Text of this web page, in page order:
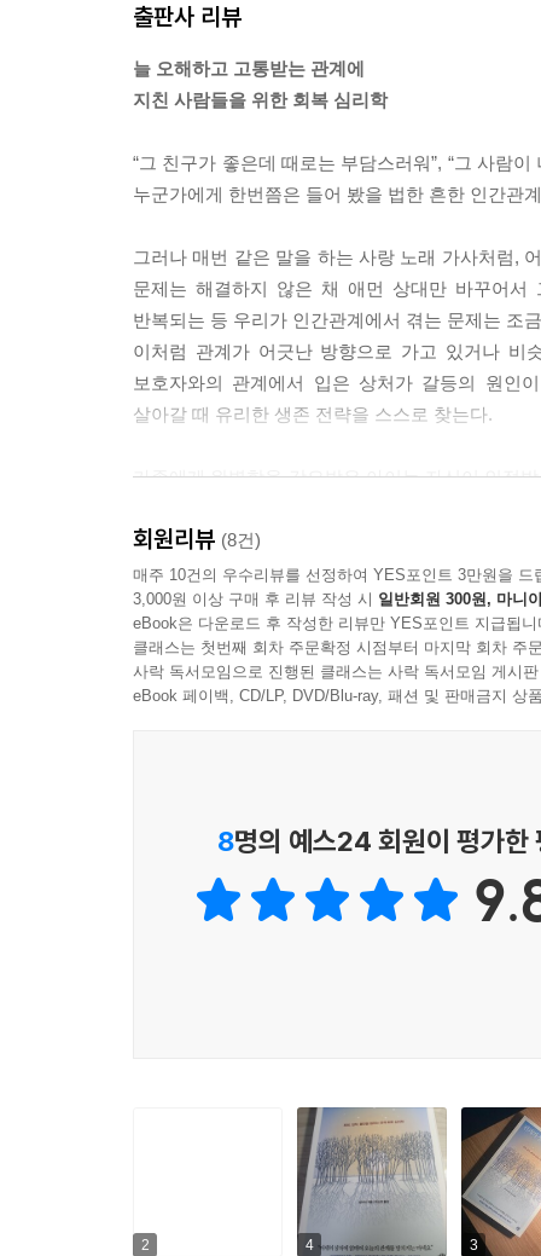
런 요구를 하는 거야”라는 메시지를 같이 전달하기
면 과거의 경험으로 무의식중에 쌓인 죄책감과 절
--- 「서로에게 부담 주는 마음을 내려놓는 법」 중
“그 사람한테 더 잘하고 감싸 줘야 해”라는 생각
면 우리는 계속 불편한 감정을 쌓으면서 저도 모
내가 너무 많이 참은 건 아닌지, 내게도 성질이 있
--- 「타인에게 건강하게 화내는 4가지 방법」 중에서
출판사 리뷰
늘 오해하고 고통받는 관계에
지친 사람들을 위한 회복 심리학
“그 친구가 좋은데 때로는 부담스러워”, “그 사람
누군가에게 한번쯤은 들어 봤을 법한 흔한 인간관
그러나 매번 같은 말을 하는 사랑 노래 가사처럼,
문제는 해결하지 않은 채 애먼 상대만 바꾸어
반복되는 등 우리가 인간관계에서 겪는 문제는 조
이처럼 관계가 어긋난 방향으로 가고 있거나 비
보호자와의 관계에서 입은 상처가 갈등의 원인
살아갈 때 유리한 생존 전략을 스스로 찾는다.
가족에게 완벽함을 강요받은 아이는 자신이 인정
그러나 이는 모두 자신의 진정한 자아를 찾고
아이들은 무의식중에 자신과 타인의 시선과의 괴
분노를 다스리는 법부터 의존에서 벗어나는 법까지
누구나 쉽게 따라할 수 있는 6가지 유형별 심리 기
이 책은 자신의 내면을 직시하고 건강한 관계를
과정에서 겪은 자존감 문제에서 이유를 알려 준다.
혹시 별명이 ‘독재자’이거나 어떤 관계에서
쥐락펴락하려고 드는 ‘통제형’ 유형들을 위한 장
아니라 적당히 자유로워지고 싶은 욕망이 숨겨져
회원리뷰 (8건)
매주 10건의 우수리뷰를 선정하여 YES포인트 3만원을 드
3,000원 이상 구매 후 리뷰 작성 시 일반회원 300원, 마니
eBook은 다운로드 후 작성한 리뷰만 YES포인트 지급됩니
클래스는 첫번째 회차 주문확정 시점부터 마지막 회차 주
사락 독서모임으로 진행된 클래스는 사락 독서모임 게시
eBook 페이백, CD/LP, DVD/Blu-ray, 패션 및 판매금지 상
8명의 예스24 회원이 평가한
2 4 3